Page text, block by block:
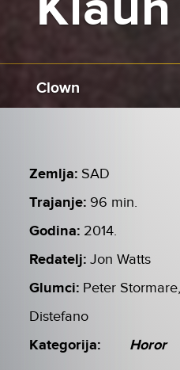
Clown
Zemlja: SAD
Trajanje: 96 min.
Godina: 2014.
Redatelj: Jon Watts
Glumci: Peter
Distefano
Kategorija: Horor